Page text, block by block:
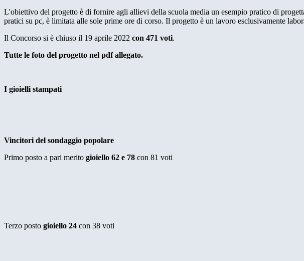
L'obiettivo del progetto è di fornire agli allievi della scuola media un esempio pratico di
pratici su pc, è limitata alle sole prime ore di corso. Il progetto è un lavoro esclusivamente
Il Concorso si è chiuso il 19 aprile 2022 con 471 voti.
Tutte le foto del progetto nel pdf allegato.
I gioielli stampati
Vincitori del sondaggio popolare
Primo posto a pari merito gioiello 62 e 78 con 81 voti
Terzo posto gioiello 24 con 38 voti